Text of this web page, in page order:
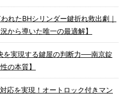
れたBHシリンダー鍵折れ救出劇｜
から導いた唯一の最適解】
を実現する鍵屋の判断力──南京錠
の本質】
応を実現！オートロック付きマン